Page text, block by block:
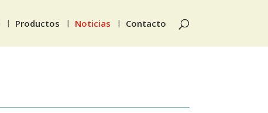
Productos Noticias Contacto